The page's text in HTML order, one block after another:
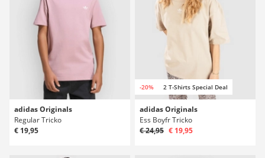
adidas Originals
Regular Tricko
€ 19,95
-20% 2 T-Shirts Special Deal
adidas Originals
Ess Boyfr Tricko
€ 24,95 € 19,95